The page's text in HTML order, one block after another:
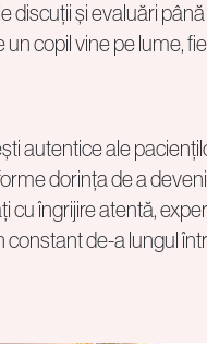
discuții și evaluări până
copil vine pe lume,
autentice ale
dorința de a
cu îngrijire atentă,
constant de-a lungul